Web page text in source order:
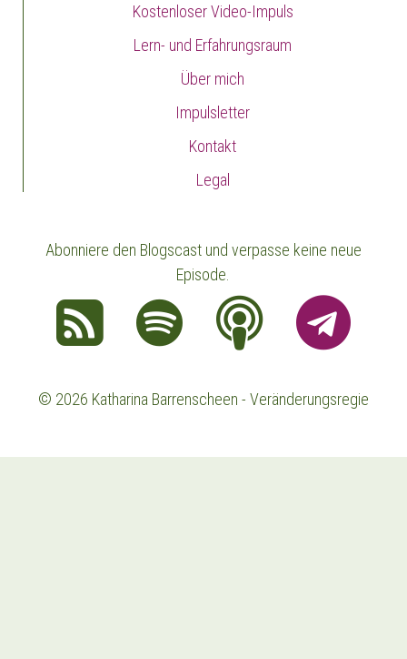
Abonniere den Blogscast und verpasse keine neue
Episode.
© 2026 Katharina Barrenscheen - Veränderungsregie
Kostenloser Video-Impuls
Lern- und Erfahrungsraum
Über mich
Impulsletter
Kontakt
Legal